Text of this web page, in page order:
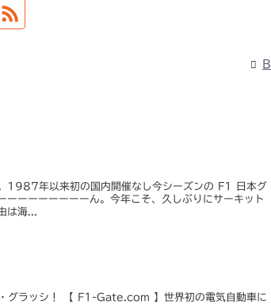
B
1987年以来初の国内開催なし今シーズンの F1 日本グ
ーーーーーーーーん。今年こそ、久しぶりにサーキット
は海...
グラッシ！ 【 F1-Gate.com 】世界初の電気自動車に